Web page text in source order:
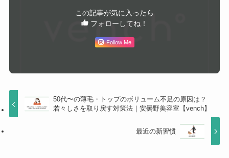
この記事が気に入ったら
フォローしてね！
Follow Me
50代〜の薄毛・トップのボリューム不足の原因は？
若々しさを取り戻す対策法｜安曇野美容室【vench】
最近の新習慣